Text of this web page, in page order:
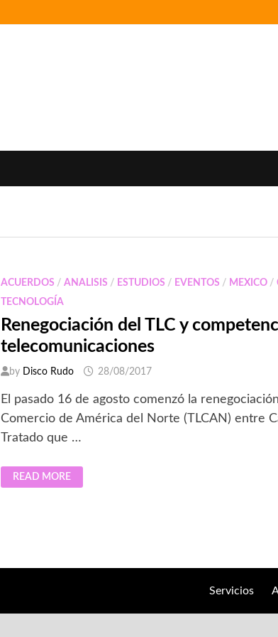
ACUERDOS /ANALISIS / ESTUDIOS / EVENTOS / MEXICO /
TECNOLOGÍA
Renegociación del TLC y
telecomunicaciones
by Disco Rudo 28/08/2017
El pasado 16 de agosto comenzó la
Comercio de América del Norte (TLCAN) entre
Tratado que …
RENEGOCIACIÓN
DEL
READ MORE
Servicios